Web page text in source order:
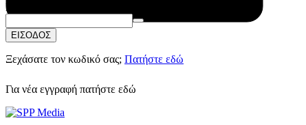
Κωδικός Πρόσβασης:
ΕΙΣΟΔΟΣ
Ξεχάσατε τον κωδικό σας; Πατήστε εδώ
Για νέα εγγραφή πατήστε εδώ